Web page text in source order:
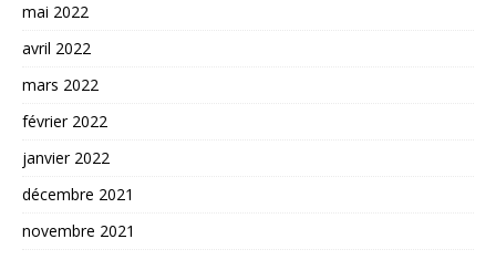
mai 2022
avril 2022
mars 2022
février 2022
janvier 2022
décembre 2021
novembre 2021